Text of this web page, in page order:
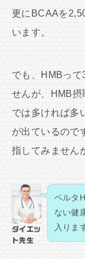
更にBCAAを
います。
でも、HMBって
せんが、HMB摂
では多ければ多
が出ているので
指してみません
ダイエッ
ト先生
ベルタ
ない健
入りま